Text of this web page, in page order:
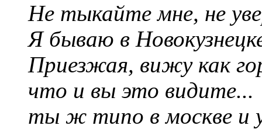
Не тыкайте мне, не
Я бываю в
Приезжая, вижу как
что и вы это видите...
ты ж типо в москве и